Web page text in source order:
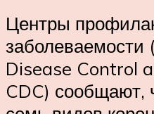
Центры
заболеваемости
Disease Control
CDC) сообщают,